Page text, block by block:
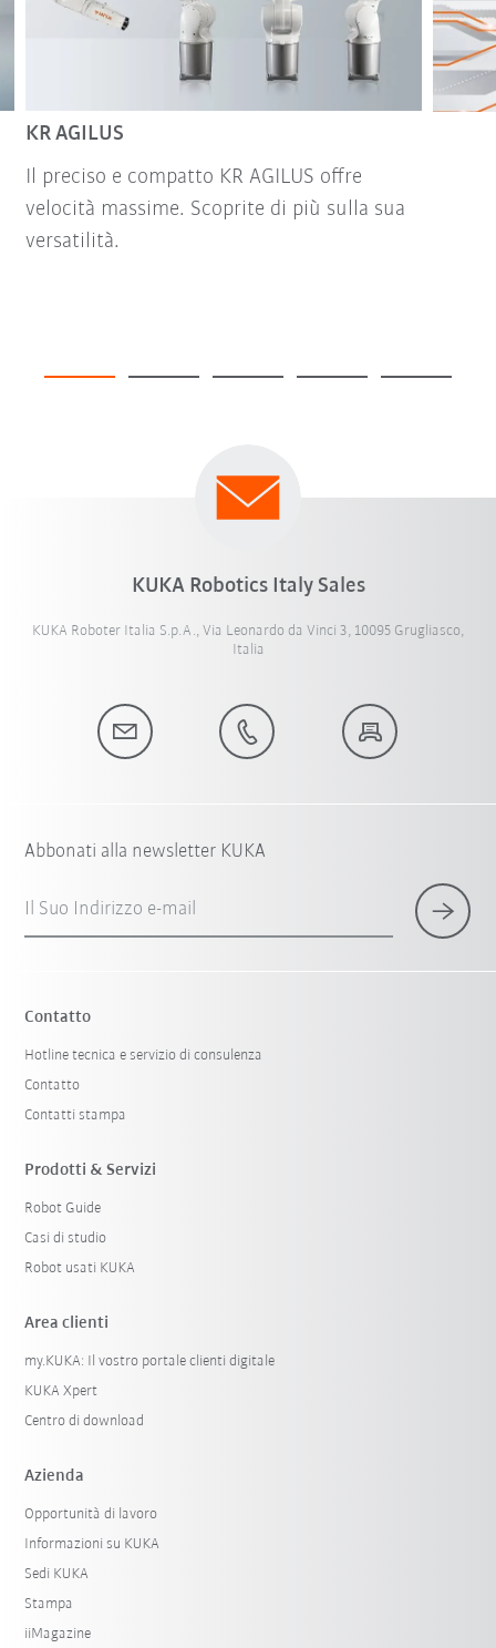
KR AGILUS
Il preciso e compatto KR AGILUS offre
velocità massime. Scoprite di più sulla sua
versatilità.
KUKA Robotics Italy Sales
KUKA Roboter Italia S.p.A., Via Leonardo da Vinci 3, 10095 Grugliasco,
Italia
Abbonati alla newsletter KUKA
Il Suo Indirizzo e-mail
Contatto
Hotline tecnica e servizio di consulenza
Contatto
Contatti stampa
Prodotti & Servizi
Robot Guide
Casi di studio
Robot usati KUKA
Area clienti
my.KUKA: Il vostro portale clienti digitale
KUKA Xpert
Centro di download
Azienda
Opportunità di lavoro
Informazioni su KUKA
Sedi KUKA
Stampa
iiMagazine